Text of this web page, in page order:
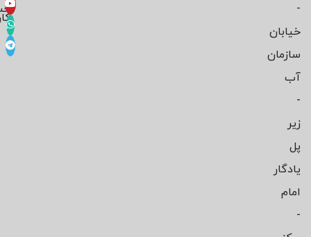
-
خیابان
سازمان
آب
-
زیر
پل
یادگار
امام
-